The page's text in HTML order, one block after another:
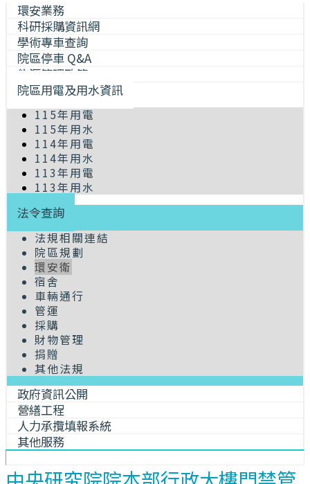
環安業務
科研採購資訊網
學術專車查詢
院區停車 Q&A
能源管理政策
院區用電及用水資訊
115年用電
115年用水
114年用電
114年用水
113年用電
113年用水
法令查詢
法規相關連結
院區規劃
環安衛
宿舍
車輛通行
管運
採購
財物管理
捐贈
其他法規
政府資訊公開
營繕工程
人力承攬填報系統
其他服務